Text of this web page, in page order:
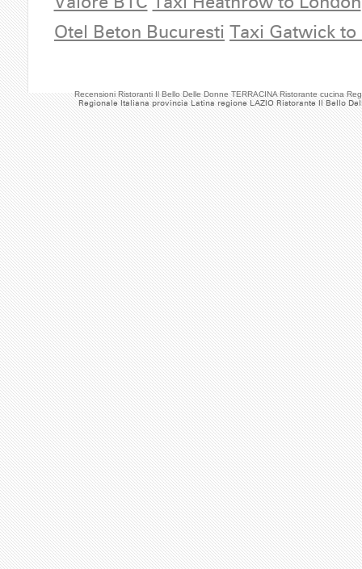
Recensioni Ristoranti Il Bello Delle Donne TERRACINA Ristorante cucina
Regionale Italiana provincia Latina regione LAZIO Ristorante Il Bello
Otel Beton Bucuresti Taxi Gatwick to